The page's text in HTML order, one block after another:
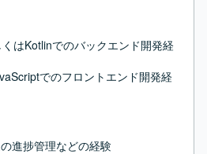
はKotlinでのバックエンド開発経
でのフロントエンド開発経
進捗管理などの経験